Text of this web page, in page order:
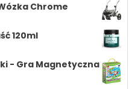
Chrome
120ml
- Gra Magnetyczna